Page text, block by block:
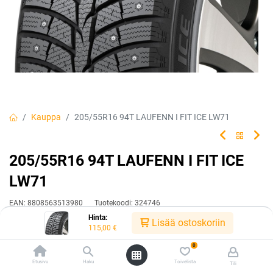
Hinta:
115,00 € Lisää ostoskoriin
Etusivu Haku
0
Toivelista Tili
Kauppa 205/55R16 94T LAUFENN I FIT ICE LW71
205/55R16 94T LAUFENN I FIT ICE
LW71
EAN: 8808563513980 Tuotekoodi: 324746
€/ kpl
Heti saatavilla:
Toimittajilla (kotimaa):
Saatavilla
Toimitusaika: